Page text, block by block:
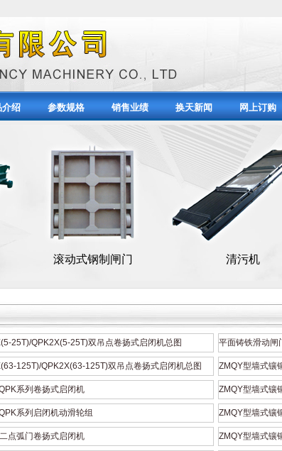
介绍 参数规格 销售业绩 换天新闻 网上订购
钢制闸门
25T)/QPK2X(5-25T)双吊点卷扬式启闭机总图 平面铸铁滑动闸
125T)/QPK2X(63-125T)双吊点卷扬式启闭机总图 ZMQY型墙式镶
系列卷扬式启闭机 ZMQY型墙式镶
系列启闭机动滑轮组 ZMQY型墙式镶
点弧门卷扬式启闭机 ZMQY型墙式镶